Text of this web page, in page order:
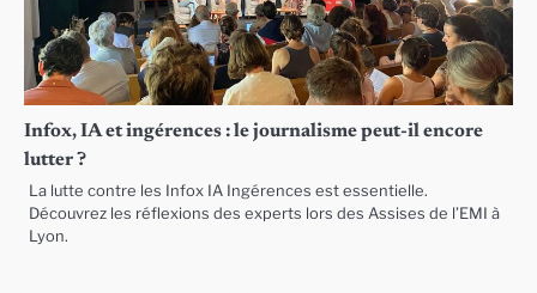
Infox, IA et ingérences : le journalisme peut-il encore
lutter ?
La lutte contre les Infox IA Ingérences est essentielle.
Découvrez les réflexions des experts lors des Assises de l’EMI à
Lyon.